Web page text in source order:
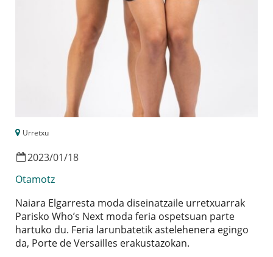
Urretxu
2023/01/18
Otamotz
Naiara Elgarresta moda diseinatzaile urretxuarrak
Parisko Who’s Next moda feria ospetsuan parte
hartuko du. Feria larunbatetik astelehenera egingo
da, Porte de Versailles erakustazokan.